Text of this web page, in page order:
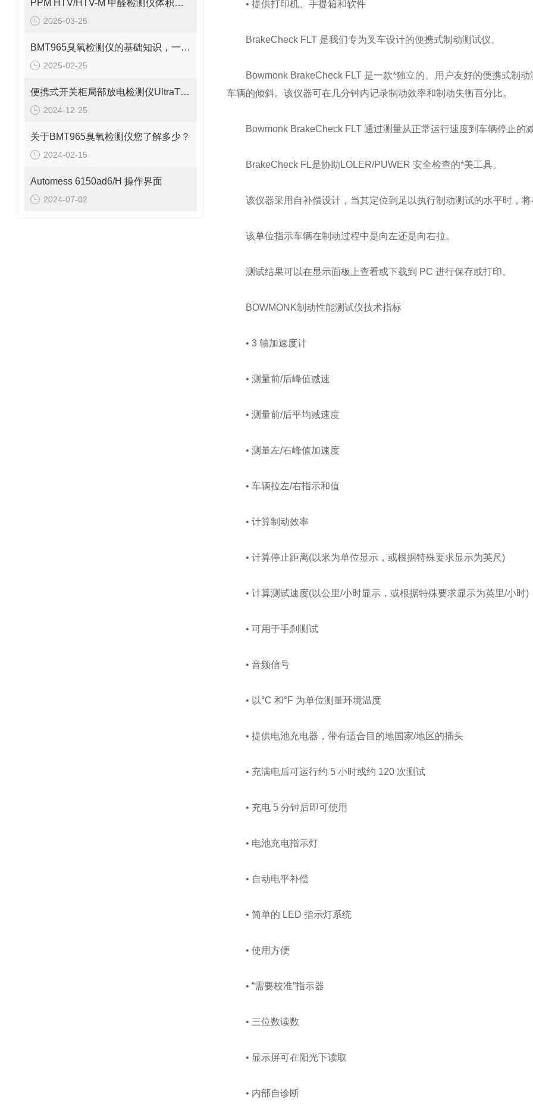
PPM HTV/HTV-M 甲醛检测仪体积小巧、重量轻便
2025-03-25
BMT965臭氧检测仪的基础知识，一篇搞定
2025-02-25
便携式开关柜局部放电检测仪UltraTEV Plus+
2024-12-25
关于BMT965臭氧检测仪您了解多少？
2024-02-15
Automess 6150ad6/H 操作界面
2024-07-02
• 提供打印机、手提箱和软件
BrakeCheck FLT 是我们专为叉车设计的便携式制动测试仪。
Bowmonk BrakeCheck FLT 是一款*独立的、用户友好的便携式制动
车辆的倾斜。该仪器可在几分钟内记录制动效率和制动失衡百分比。
Bowmonk BrakeCheck FLT 通过测量从正常运行速度到车辆停止的
BrakeCheck FL是协助LOLER/PUWER 安全检查的*美工具。
该仪器采用自补偿设计，当其定位到足以执行制动测试的水平时，将
该单位指示车辆在制动过程中是向左还是向右拉。
测试结果可以在显示面板上查看或下载到 PC 进行保存或打印。
BOWMONK制动性能测试仪技术指标
• 3 轴加速度计
• 测量前/后峰值减速
• 测量前/后平均减速度
• 测量左/右峰值加速度
• 车辆拉左/右指示和值
• 计算制动效率
• 计算停止距离(以米为单位显示，或根据特殊要求显示为英尺)
• 计算测试速度(以公里/小时显示，或根据特殊要求显示为英里/小时)
• 可用于手刹测试
• 音频信号
• 以°C 和°F 为单位测量环境温度
• 提供电池充电器，带有适合目的地国家/地区的插头
• 充满电后可运行约 5 小时或约 120 次测试
• 充电 5 分钟后即可使用
• 电池充电指示灯
• 自动电平补偿
• 简单的 LED 指示灯系统
• 使用方便
• “需要校准”指示器
• 三位数读数
• 显示屏可在阳光下读取
• 内部自诊断